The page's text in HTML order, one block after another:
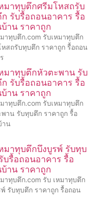
มาทุบตึกศรีมโหสถรับ
รับรื้อถอนอาคาร รื้อ
าน ราคาถูก
าทุบตึก.com รับเหมาทุบตึก
สถรับทุบตึก ราคาถูก รื้อถอน
มาทุบตึกหัวตะพาน รับ
รับรื้อถอนอาคาร รื้อ
าน ราคาถูก
าทุบตึก.com รับเหมาทุบตึก
าน รับทุบตึก ราคาถูก รื้อ
าน
มาทุบตึกบึงบูรพ์ รับทุบ
บรื้อถอนอาคาร รื้อ
าน ราคาถูก
าทุบตึก.com รับ เหมาทุบตึก
รับทุบตึก ราคาถูก รื้อถอน